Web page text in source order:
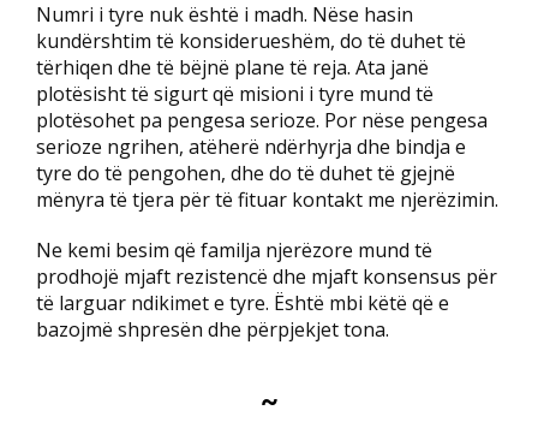
Numri i tyre nuk është i madh. Nëse hasin
kundërshtim të konsiderueshëm, do të duhet të
tërhiqen dhe të bëjnë plane të reja. Ata janë
plotësisht të sigurt që misioni i tyre mund të
plotësohet pa pengesa serioze. Por nëse pengesa
serioze ngrihen, atëherë ndërhyrja dhe bindja e
tyre do të pengohen, dhe do të duhet të gjejnë
mënyra të tjera për të fituar kontakt me njerëzimin.
Ne kemi besim që familja njerëzore mund të
prodhojë mjaft rezistencë dhe mjaft konsensus për
të larguar ndikimet e tyre. Është mbi këtë që e
bazojmë shpresën dhe përpjekjet tona.
~